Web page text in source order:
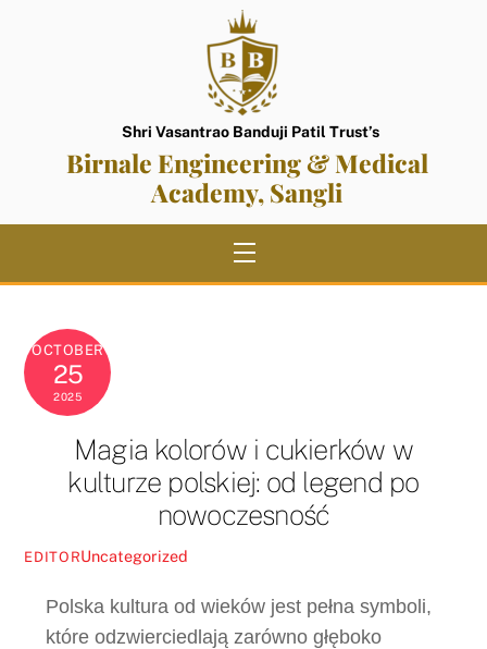
Shri Vasantrao Banduji Patil Trust’s
Birnale Engineering & Medical
Academy, Sangli
Menu
OCTOBER
25
2025
Magia kolorów i cukierków w
kulturze polskiej: od legend po
nowoczesność
EDITORUncategorized
Polska kultura od wieków jest pełna symboli,
które odzwierciedlają zarówno głęboko